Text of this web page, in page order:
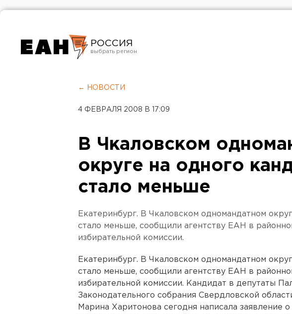
РОССИЯ
Челябинск
← НОВОСТИ
4 ФЕВРАЛЯ 2008 В 17:09
В Чкаловском
округе на одного
стало меньше
Екатеринбург. В Чкаловском одномандатном
стало меньше, сообщили агентству ЕАН в
избирательной комиссии.
Екатеринбург. В Чкаловском одномандатном
стало меньше, сообщили агентству ЕАН в
избирательной комиссии. Кандидат в депутаты
Законодательного собрания Свердловской
Марина Харитонова сегодня написала заявление о